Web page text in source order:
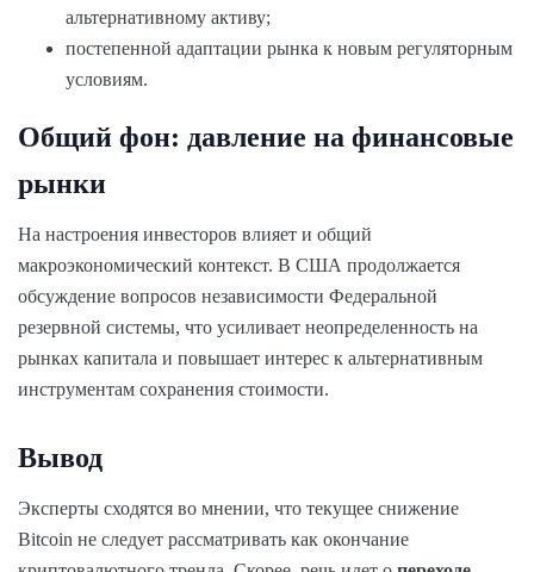
альтернативному активу;
постепенной адаптации рынка к новым регуляторным
условиям.
Общий фон: давление на финансовые
рынки
На настроения инвесторов влияет и общий
макроэкономический контекст. В США продолжается
обсуждение вопросов независимости Федеральной
резервной системы, что усиливает неопределенность на
рынках капитала и повышает интерес к альтернативным
инструментам сохранения стоимости.
Вывод
Эксперты сходятся во мнении, что текущее снижение
Bitcoin не следует рассматривать как окончание